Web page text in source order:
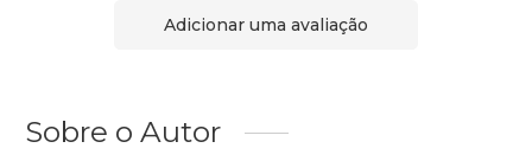
Adicionar uma avaliação
Sobre o Autor